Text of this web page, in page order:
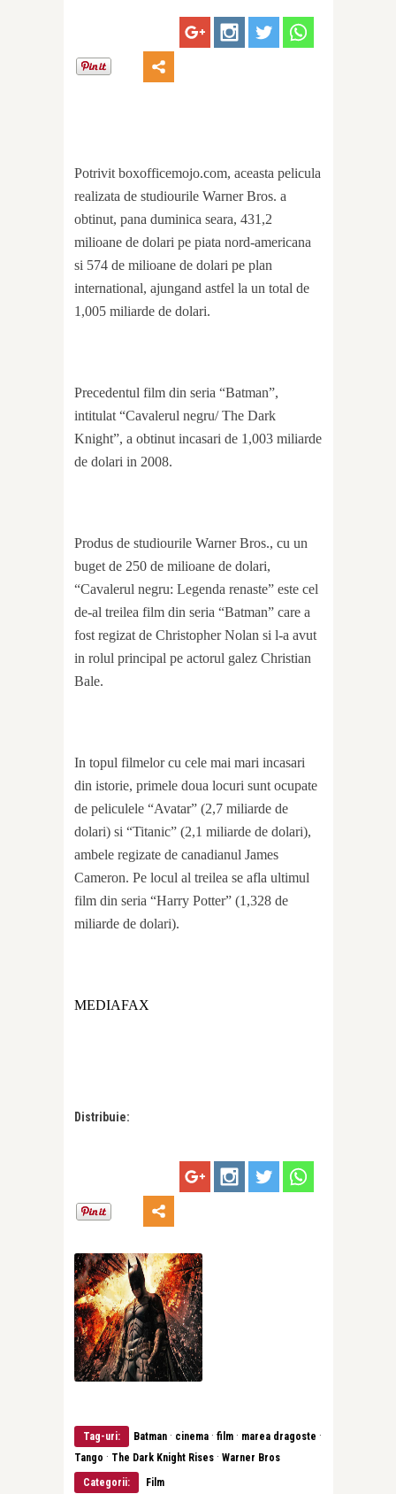
Potrivit boxofficemojo.com, aceasta pelicula
realizata de studiourile Warner Bros. a
obtinut, pana duminica seara, 431,2
milioane de dolari pe piata nord-americana
si 574 de milioane de dolari pe plan
international, ajungand astfel la un total de
1,005 miliarde de dolari.
Precedentul film din seria “Batman”,
intitulat “Cavalerul negru/ The Dark
Knight”, a obtinut incasari de 1,003 miliarde
de dolari in 2008.
Produs de studiourile Warner Bros., cu un
buget de 250 de milioane de dolari,
“Cavalerul negru: Legenda renaste” este cel
de-al treilea film din seria “Batman” care a
fost regizat de Christopher Nolan si l-a avut
in rolul principal pe actorul galez Christian
Bale.
In topul filmelor cu cele mai mari incasari
din istorie, primele doua locuri sunt ocupate
de peliculele “Avatar” (2,7 miliarde de
dolari) si “Titanic” (2,1 miliarde de dolari),
ambele regizate de canadianul James
Cameron. Pe locul al treilea se afla ultimul
film din seria “Harry Potter” (1,328 de
miliarde de dolari).
MEDIAFAX
Distribuie:
Tag-uri: Batman · cinema · film · marea dragoste ·
Tango · The Dark Knight Rises · Warner Bros
Categorii:
Film